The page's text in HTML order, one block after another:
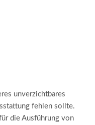
unverzichtbares
fehlen sollte.
die Ausführung von